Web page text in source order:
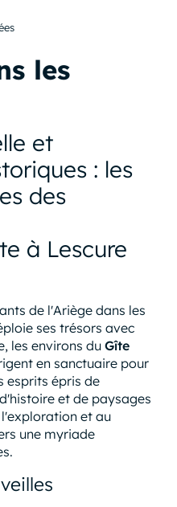
les
et
: les
des
à Lescure
de l'Ariège dans les
ses trésors avec
les environs du Gîte
en sanctuaire pour
esprits épris de
et de paysages
et au
une myriade